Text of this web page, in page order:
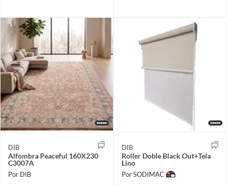
DIB
Alfombra Peaceful 160X230
C3007A
Por DIB
DIB
Roller Doble Black Out+Tela
Lino
Por SODIMAC